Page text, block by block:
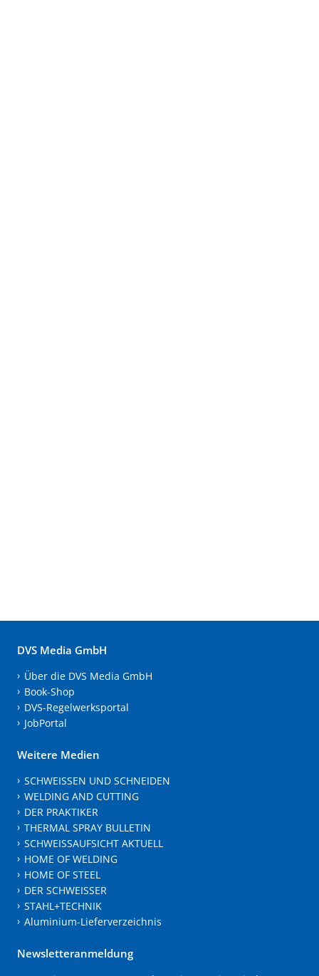
DVS Media GmbH
Über die DVS Media GmbH
Book-Shop
DVS-Regelwerksportal
JobPortal
Weitere Medien
SCHWEISSEN UND SCHNEIDEN
WELDING AND CUTTING
DER PRAKTIKER
THERMAL SPRAY BULLETIN
SCHWEISSAUFSICHT AKTUELL
HOME OF WELDING
HOME OF STEEL
DER SCHWEISSER
STAHL+TECHNIK
Aluminium-Lieferverzeichnis
Newsletteranmeldung